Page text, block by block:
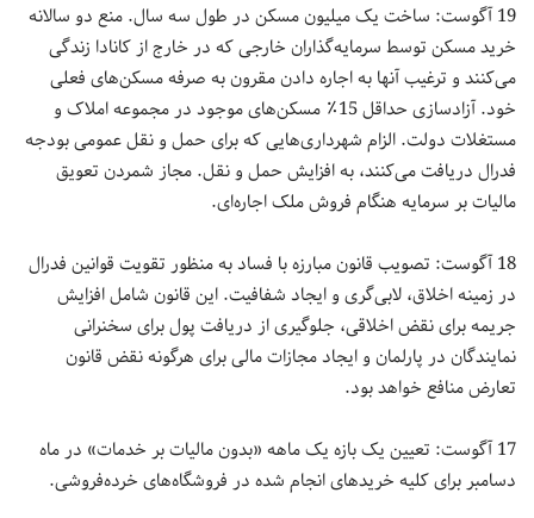
19 آگوست: ساخت یک میلیون مسکن در طول سه سال. منع دو سالانه
خرید مسکن توسط سرمایه‌گذاران خارجی که در خارج از کانادا زندگی
می‌کنند و ترغیب آنها به اجاره دادن مقرون به صرفه مسکن‌های فعلی
خود. آزادسازی حداقل 15٪ مسکن‌های موجود در مجموعه املاک و
مستغلات دولت. الزام شهرداری‌هایی که برای حمل و نقل عمومی بودجه
فدرال دریافت می‌کنند، به افزایش حمل و نقل. مجاز شمردن تعویق
مالیات بر سرمایه هنگام فروش ملک اجاره‌ای.
18 آگوست: تصویب قانون مبارزه با فساد به منظور تقویت قوانین فدرال
در زمینه اخلاق، لابی‌گری و ایجاد شفافیت. این قانون شامل افزایش
جریمه برای نقض اخلاقی، جلوگیری از دریافت پول برای سخنرانی
نمایندگان در پارلمان و ایجاد مجازات مالی برای هرگونه نقض قانون
تعارض منافع خواهد بود.
17 آگوست: تعیین یک بازه یک ماهه «بدون مالیات بر خدمات» در ماه
دسامبر برای کلیه خریدهای انجام شده در فروشگاه‌های خرده‌فروشی.